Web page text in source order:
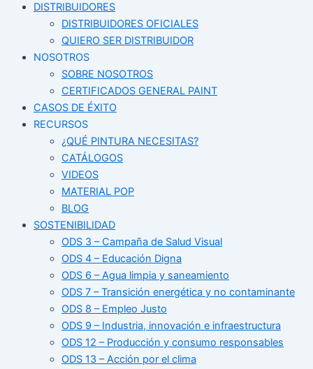
DISTRIBUIDORES
DISTRIBUIDORES OFICIALES
QUIERO SER DISTRIBUIDOR
NOSOTROS
SOBRE NOSOTROS
CERTIFICADOS GENERAL PAINT
CASOS DE ÉXITO
RECURSOS
¿QUÉ PINTURA NECESITAS?
CATÁLOGOS
VIDEOS
MATERIAL POP
BLOG
SOSTENIBILIDAD
ODS 3 – Campaña de Salud Visual
ODS 4 – Educación Digna
ODS 6 – Agua limpia y saneamiento
ODS 7 – Transición energética y no contaminante
ODS 8 – Empleo Justo
ODS 9 – Industria, innovación e infraestructura
ODS 12 – Producción y consumo responsables
ODS 13 – Acción por el clima